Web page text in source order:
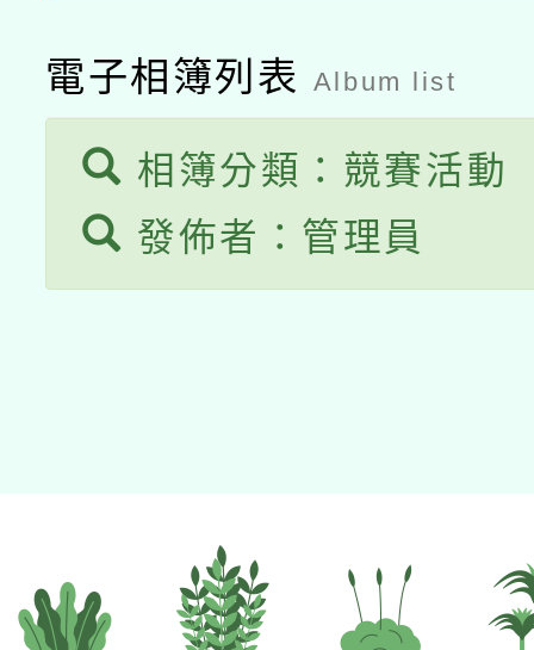
電子相簿列表 Album list
相簿分類：競賽活動
發佈者：管理員